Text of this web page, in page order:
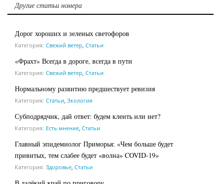
Другие статьи номера
Дорог хороших и зеленых светофоров
Категория: Свежий ветер, Статьи
«Фрахт» Всегда в дороге, всегда в пути
Категория: Свежий ветер, Статьи
Нормальному развитию предшествует ревизия
Категория: Статьи, Экология
Субподрядчик, дай ответ: будем клеить или нет?
Категория: Есть мнение, Статьи
Главный эпидемиолог Приморья: «Чем больше будет
привитых, тем слабее будет «волна» COVID-19»
Категория: Здоровье, Статьи